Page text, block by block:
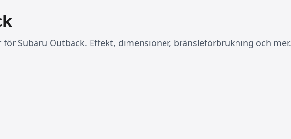
Subaru Outback. Effekt, dimensioner, bränsleförbrukning och mer.